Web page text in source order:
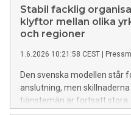
och organisationsgrad från
Stabil facklig
klyftor mellan olika
och regioner
1.6.2026 10:21:58 CEST
Den svenska modellen står
anslutning, men
tjänstemän är fortsatt stora.